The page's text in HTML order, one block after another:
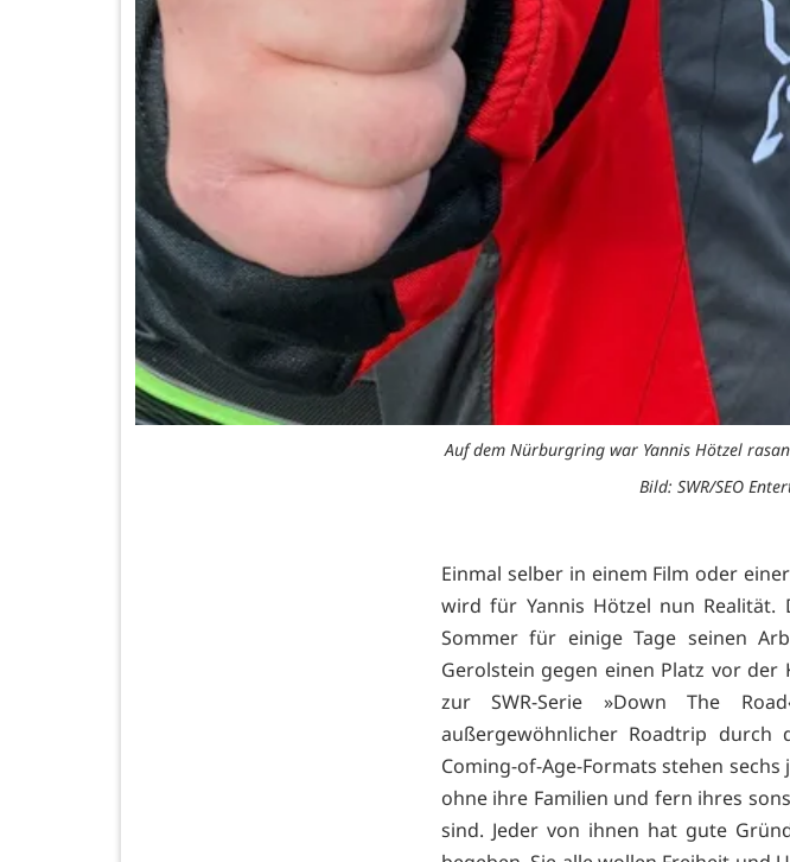
Auf dem Nürburgring war Yannis Hötzel
Bild: SWR/SEO
Einmal selber in einem Film oder
wird für Yannis Hötzel nun Realität.
Sommer für einige Tage seinen
Gerolstein gegen einen Platz vor
zur SWR-Serie »Down The
außergewöhnlicher Roadtrip durch
Coming-of-Age-Formats stehen
ohne ihre Familien und fern ihres
sind. Jeder von ihnen hat gute